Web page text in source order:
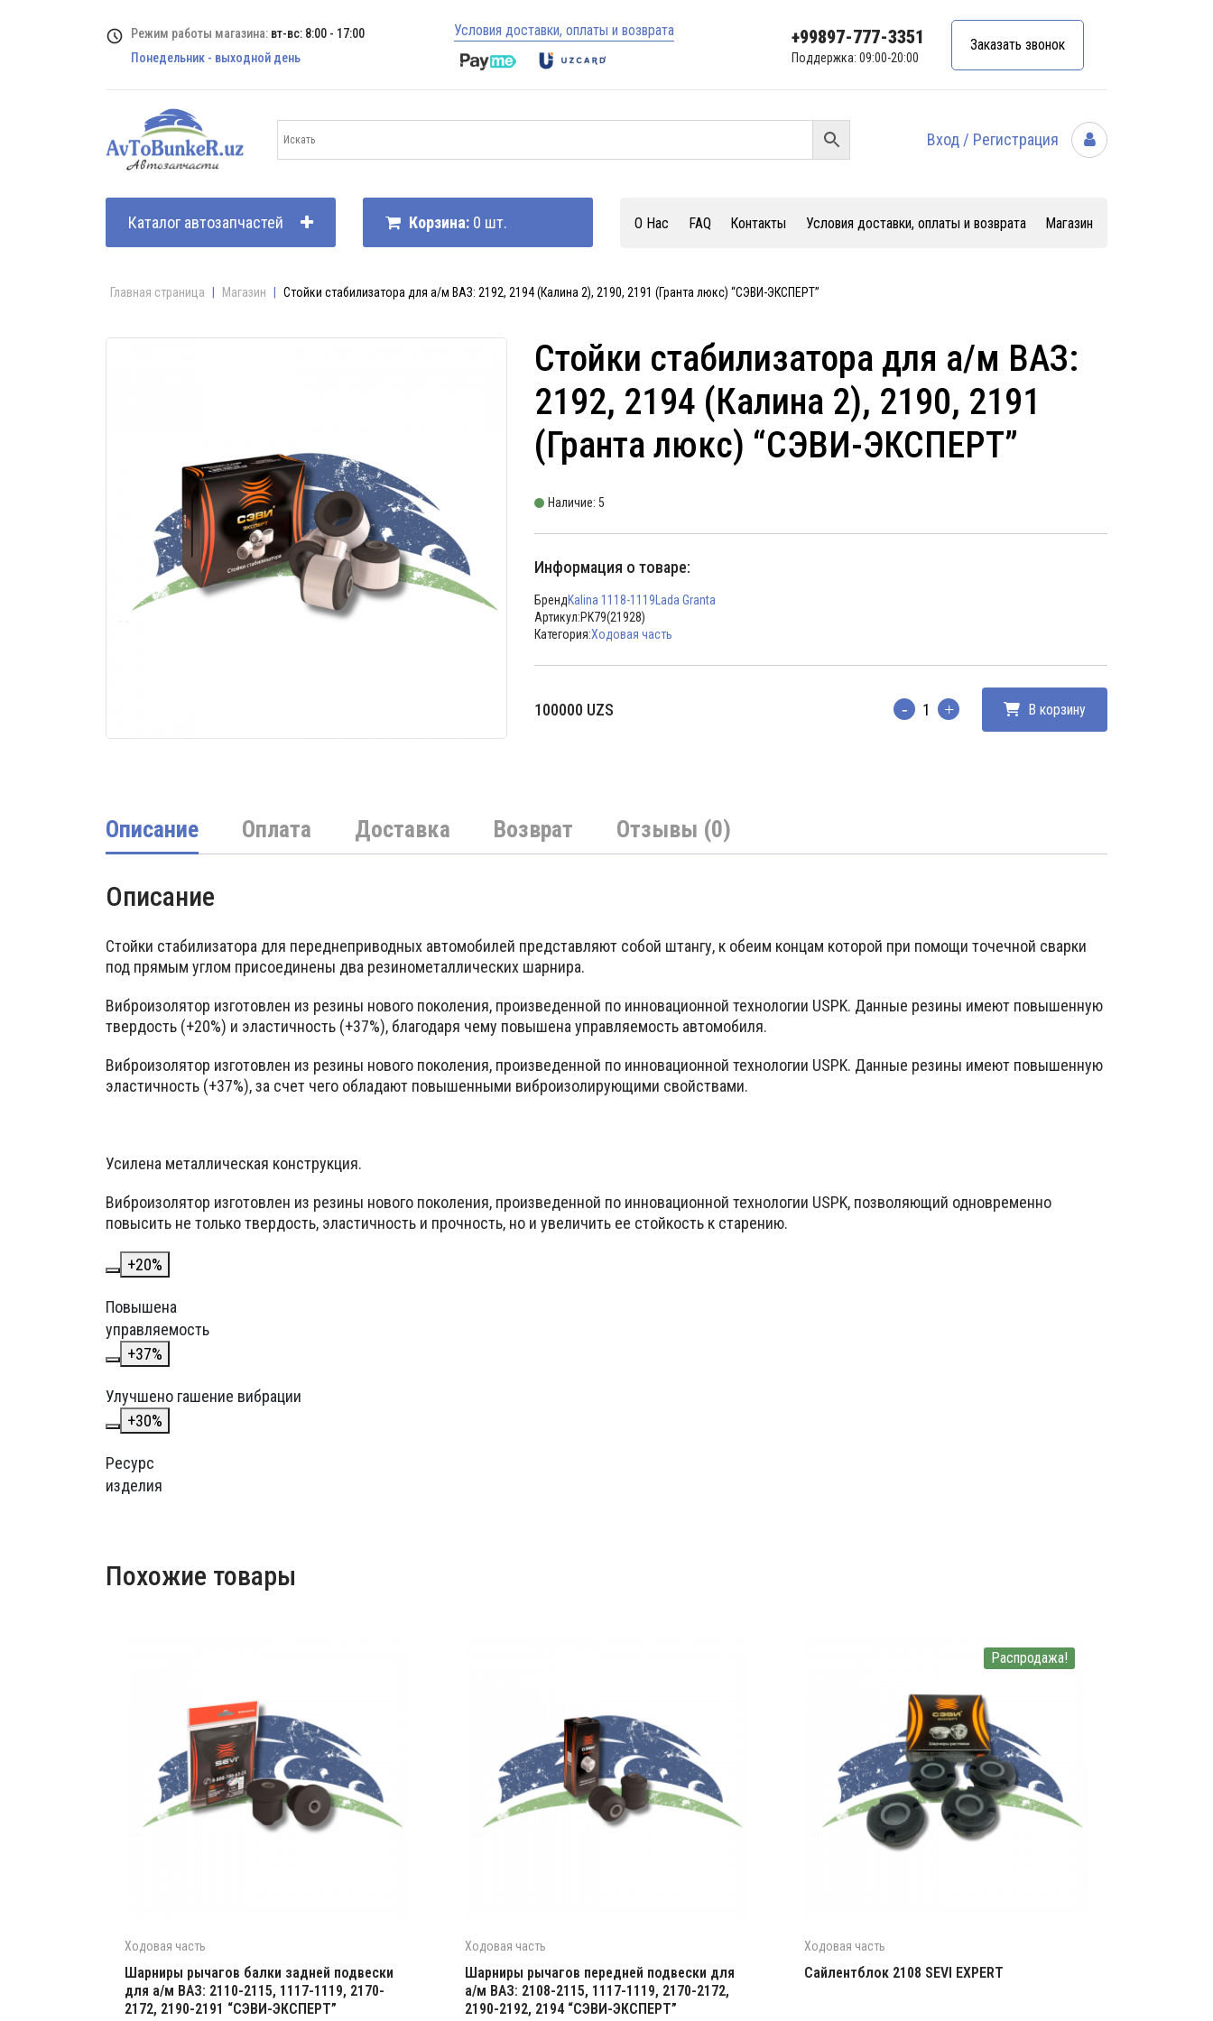
Режим работы магазина: вт-вс: 8:00 - 17:00
Понедельник - выходной день
Условия доставки, оплаты и возврата +99897-777-3351
Поддержка: 09:00-20:00
Заказать звонок
Вход / Регистрация
Каталог автозапчастей Корзина: 0 шт. О Нас FAQ Контакты Условия доставки, оплаты и возврата Магазин
Главная страница Магазин Стойки стабилизатора для а/м ВАЗ: 2192, 2194 (Калина 2), 2190, 2191 (Гранта люкс) “СЭВИ-ЭКСПЕРТ”
Стойки стабилизатора для а/м ВАЗ:
2192, 2194 (Калина 2), 2190, 2191
(Гранта люкс) “СЭВИ-ЭКСПЕРТ”
Наличие: 5
Информация о товаре:
БрендKalina 1118-1119 Lada Granta
Артикул:PK79(21928)
Категория:Ходовая часть
100000 UZS Количество В корзину
Описание Оплата Доставка Возврат Отзывы (0)
Описание
Стойки стабилизатора для переднеприводных автомобилей представляют собой штангу, к обеим концам которой при помощи точечной сварки
под прямым углом присоединены два резинометаллических шарнира.
Виброизолятор изготовлен из резины нового поколения, произведенной по инновационной технологии USPK. Данные резины имеют повышенную
твердость (+20%) и эластичность (+37%), благодаря чему повышена управляемость автомобиля.
Виброизолятор изготовлен из резины нового поколения, произведенной по инновационной технологии USPK. Данные резины имеют повышенную
эластичность (+37%), за счет чего обладают повышенными виброизолирующими свойствами.
Усилена металлическая конструкция.
Виброизолятор изготовлен из резины нового поколения, произведенной по инновационной технологии USPK, позволяющий одновременно
повысить не только твердость, эластичность и прочность, но и увеличить ее стойкость к старению.
+20%
Повышена
управляемость
+37%
Улучшено гашение вибрации
+30%
Ресурс
изделия
Похожие товары
Ходовая часть
Шарниры рычагов балки задней подвески
для а/м ВАЗ: 2110-2115, 1117-1119, 2170-
2172, 2190-2191 “СЭВИ-ЭКСПЕРТ”
Ходовая часть
Шарниры рычагов передней подвески для
а/м ВАЗ: 2108-2115, 1117-1119, 2170-2172,
2190-2192, 2194 “СЭВИ-ЭКСПЕРТ”
Распродажа!
Ходовая часть
Сайлентблок 2108 SEVI EXPERT